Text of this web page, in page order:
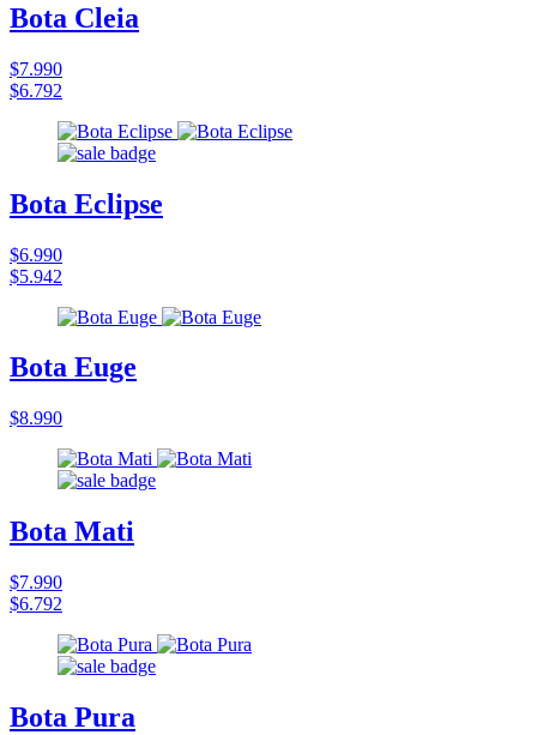
Bota Cleia
$7.990
$6.792
Bota Eclipse
$6.990
$5.942
Bota Euge
$8.990
Bota Mati
$7.990
$6.792
Bota Pura